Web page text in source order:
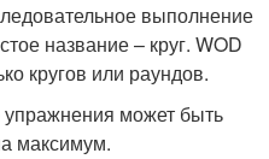
выполнение
название – круг. WOD
кругов или раундов.
упражнения может быть
максимум.